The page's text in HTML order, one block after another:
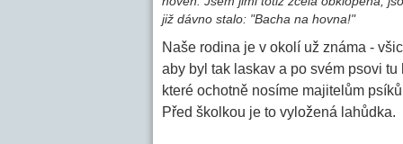
již dávno stalo: "Bacha na hovna!"
Naše rodina je v okolí už známa -
aby byl tak laskav a po svém psovi
které ochotně nosíme majitelům
Před školkou je to vyložená lahůdka.